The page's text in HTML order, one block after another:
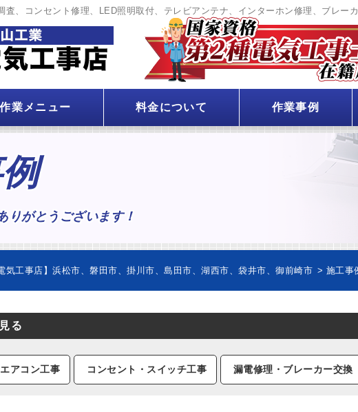
査、コンセント修理、LED照明取付、テレビアンテナ、インターホン修理、ブレー
作業メニュー 料金について 作業事例
りがとうございます！
気工事店】浜松市、磐田市、掛川市、島田市、湖西市、袋井市、御前崎市 > 施工事
る
エアコン工事 コンセント・スイッチ工事 漏電修理・ブレーカー交換